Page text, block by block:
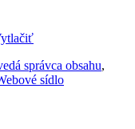
správca obsahu,
sídlo